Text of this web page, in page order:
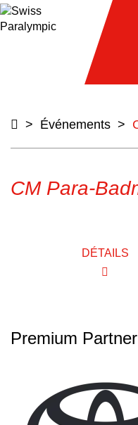
> Événements >
CM Para-
DÉTAILS
Premium Partner